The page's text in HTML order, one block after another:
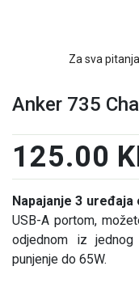
Za sva
Anker 735
125.00
Napajanje 3
USB-A portom,
odjednom iz
punjenje do 65W.